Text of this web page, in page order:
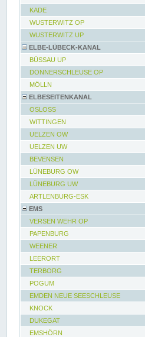
KADE
WUSTERWITZ OP
WUSTERWITZ UP
ELBE-LÜBECK-KANAL
BÜSSAU UP
DONNERSCHLEUSE OP
MÖLLN
ELBESEITENKANAL
OSLOSS
WITTINGEN
UELZEN OW
UELZEN UW
BEVENSEN
LÜNEBURG OW
LÜNEBURG UW
ARTLENBURG-ESK
EMS
VERSEN WEHR OP
PAPENBURG
WEENER
LEERORT
TERBORG
POGUM
EMDEN NEUE SEESCHLEUSE
KNOCK
DUKEGAT
EMSHÖRN